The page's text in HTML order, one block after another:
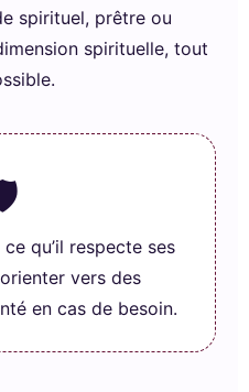
spirituel, prêtre ou
spirituelle, tout
qu’il respecte ses
vers des
en cas de besoin.